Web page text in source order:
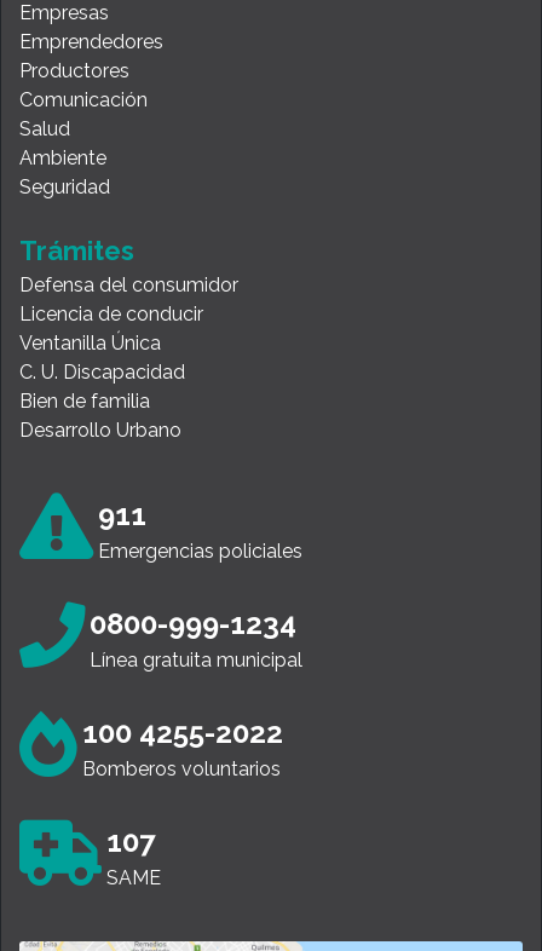
Empresas
Emprendedores
Productores
Comunicación
Salud
Ambiente
Seguridad
Trámites
Defensa del consumidor
Licencia de conducir
Ventanilla Única
C. U. Discapacidad
Bien de familia
Desarrollo Urbano
911
Emergencias policiales
0800-999-1234
Línea gratuita municipal
100 4255-2022
Bomberos voluntarios
107
SAME